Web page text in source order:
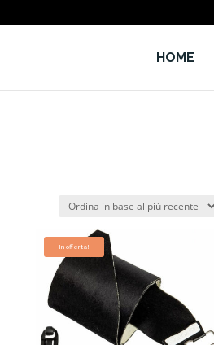
HOME
In offerta!